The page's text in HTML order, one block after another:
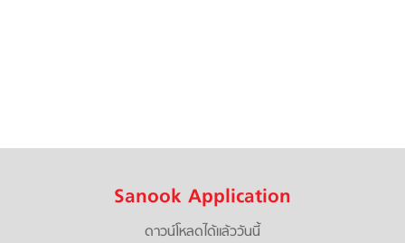
Sanook Application
ดาวน์โหลดได้แล้ววันนี้